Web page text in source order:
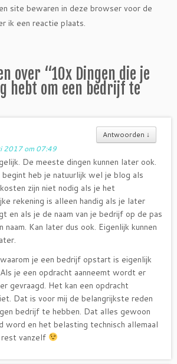
site bewaren in deze browser voor de
ik een reactie plaats.
over “10x Dingen die je
hebt om een bedrijf te
Antwoorden ↓
2017 om 07:49
De meeste dingen kunnen later ook.
heb je natuurlijk wel je blog als
zijn niet nodig als je het
rekening is alleen handig als je later
en als je de naam van je bedrijf op de pas
Kan later dus ook. Eigenlijk kunnen
je een bedrijf opstart is eigenlijk
je een opdracht aanneemt wordt er
gevraagd. Het kan een opdracht
Dat is voor mij de belangrijkste reden
bedrijf te hebben. Dat alles gewoon
word en het belasting technisch allemaal
vanzelf